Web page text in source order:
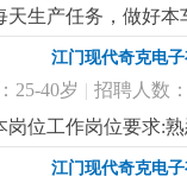
生产任务，做好
住，试用期后买社
江门现代奇克电
25-40岁 | 招聘人数
位工作岗位要求:
要是筒灯 天花灯
江门现代奇克电